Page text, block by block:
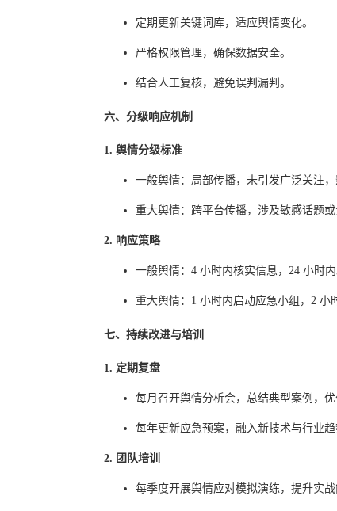
定期更新关键词库，适应舆情变化。
严格权限管理，确保数据安全。
结合人工复核，避免误判漏判。
六、分级响应机制
1. 舆情分级标准
一般舆情：局部传播，未引发广泛关注，
重大舆情：跨平台传播，涉及敏感话题或
2. 响应策略
一般舆情：4 小时内核实信息，24 小时
重大舆情：1 小时内启动应急小组，2 小
七、持续改进与培训
1. 定期复盘
每月召开舆情分析会，总结典型案例，优
每年更新应急预案，融入新技术与行业趋
2. 团队培训
每季度开展舆情应对模拟演练，提升实战